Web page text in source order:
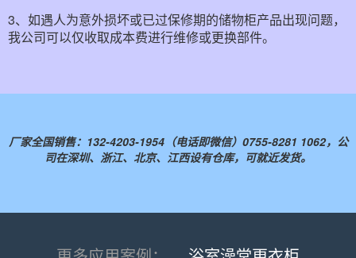
3、如遇人为意外损坏或已过保修期的储物柜产品出现问题，
我公司可以仅收取成本费进行维修或更换部件。
厂家全国销售：132-4203-1954（电话即微信）0755-8281 1062，公
司在深圳、浙江、北京、江西设有仓库，可就近发货。